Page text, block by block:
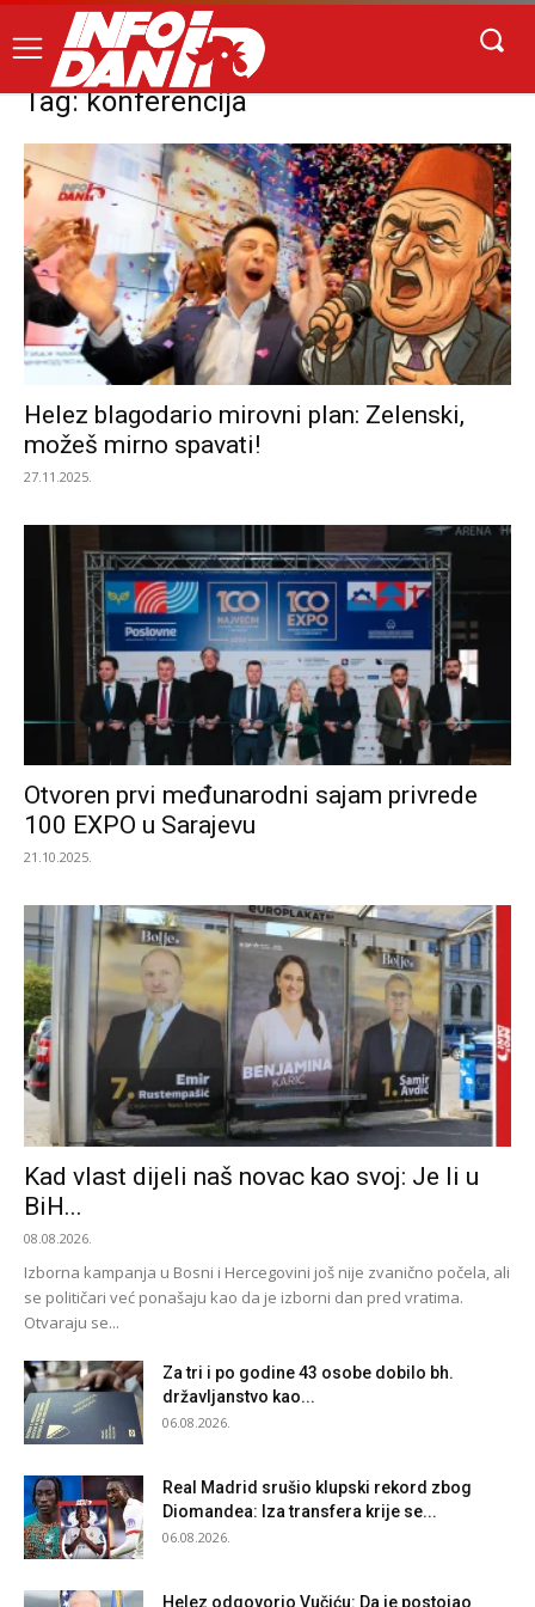
Tag: konferencija
Helez blagodario mirovni plan: Zelenski,
možeš mirno spavati!
27.11.2025.
Otvoren prvi međunarodni sajam privrede
100 EXPO u Sarajevu
21.10.2025.
Kad vlast dijeli naš novac kao svoj: Je li u
BiH...
08.08.2026.
Izborna kampanja u Bosni i Hercegovini još nije zvanično počela, ali
se političari već ponašaju kao da je izborni dan pred vratima.
Otvaraju se...
Za tri i po godine 43 osobe dobilo bh.
državljanstvo kao...
06.08.2026.
Real Madrid srušio klupski rekord zbog
Diomandea: Iza transfera krije se...
06.08.2026.
Helez odgovorio Vučiću: Da je postojao